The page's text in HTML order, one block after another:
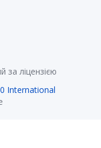
за ліцензією
International